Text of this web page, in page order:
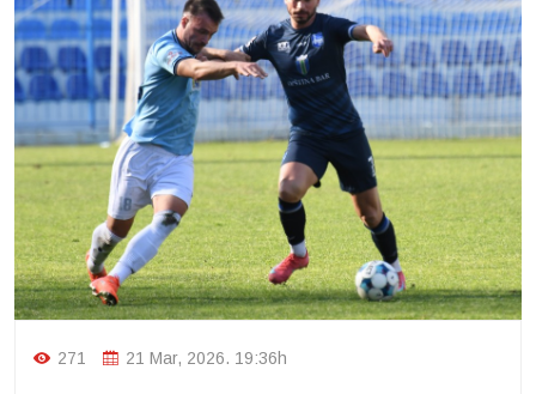
271 21 Mar, 2026. 19:36h